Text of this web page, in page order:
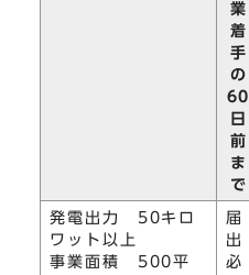
業
着
手
の
60
日
前
ま
で
発電出力 50キロ
ワット以上
事業面積 500平
届
出
必